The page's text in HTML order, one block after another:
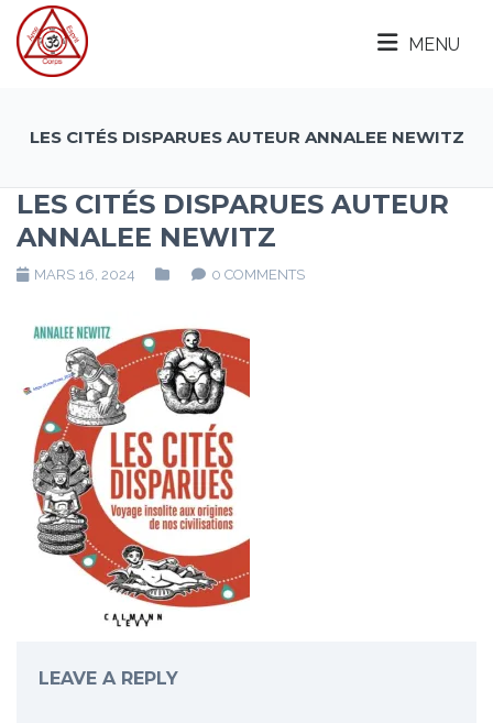
MENU
LES CITÉS DISPARUES AUTEUR ANNALEE NEWITZ
LES CITÉS DISPARUES AUTEUR
ANNALEE NEWITZ
MARS 16, 2024 0 COMMENTS
LEAVE A REPLY